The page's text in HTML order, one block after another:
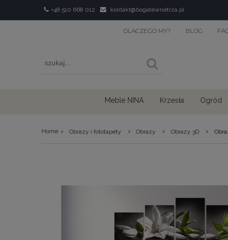
+48 510 668 012 kontakt@bogatewnetrza.pl
DLACZEGO MY? BLOG
Meble NINA Krzesła Ogród
Home › Obrazy i fototapety › Obrazy › Obrazy 3D ›